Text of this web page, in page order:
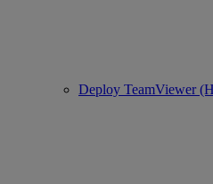
Deploy TeamViewer